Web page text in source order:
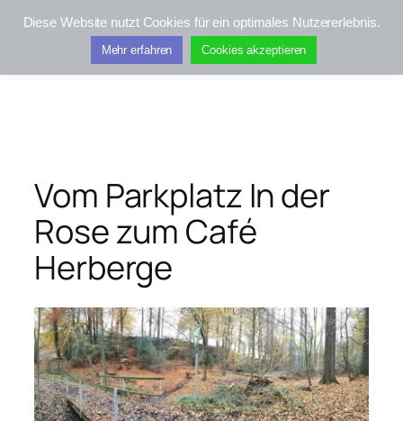
Zum
Kifis-Touren
Vom Parkplatz In der
Rose zum Café
Herberge